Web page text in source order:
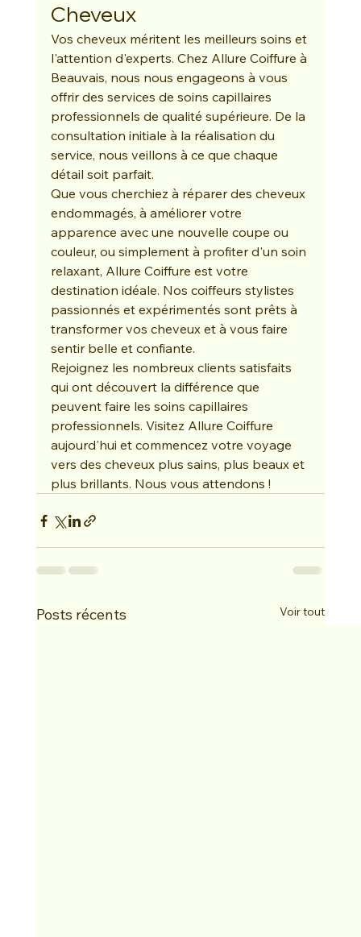
Cheveux
Vos cheveux méritent les meilleurs soins et
l'attention d'experts. Chez Allure Coiffure à
Beauvais, nous nous engageons à vous
offrir des services de soins capillaires
professionnels de qualité supérieure. De la
consultation initiale à la réalisation du
service, nous veillons à ce que chaque
détail soit parfait.
Que vous cherchiez à réparer des cheveux
endommagés, à améliorer votre
apparence avec une nouvelle coupe ou
couleur, ou simplement à profiter d'un soin
relaxant, Allure Coiffure est votre
destination idéale. Nos coiffeurs stylistes
passionnés et expérimentés sont prêts à
transformer vos cheveux et à vous faire
sentir belle et confiante.
Rejoignez les nombreux clients satisfaits
qui ont découvert la différence que
peuvent faire les soins capillaires
professionnels. Visitez Allure Coiffure
aujourd'hui et commencez votre voyage
vers des cheveux plus sains, plus beaux et
plus brillants. Nous vous attendons !
Posts récents Voir tout